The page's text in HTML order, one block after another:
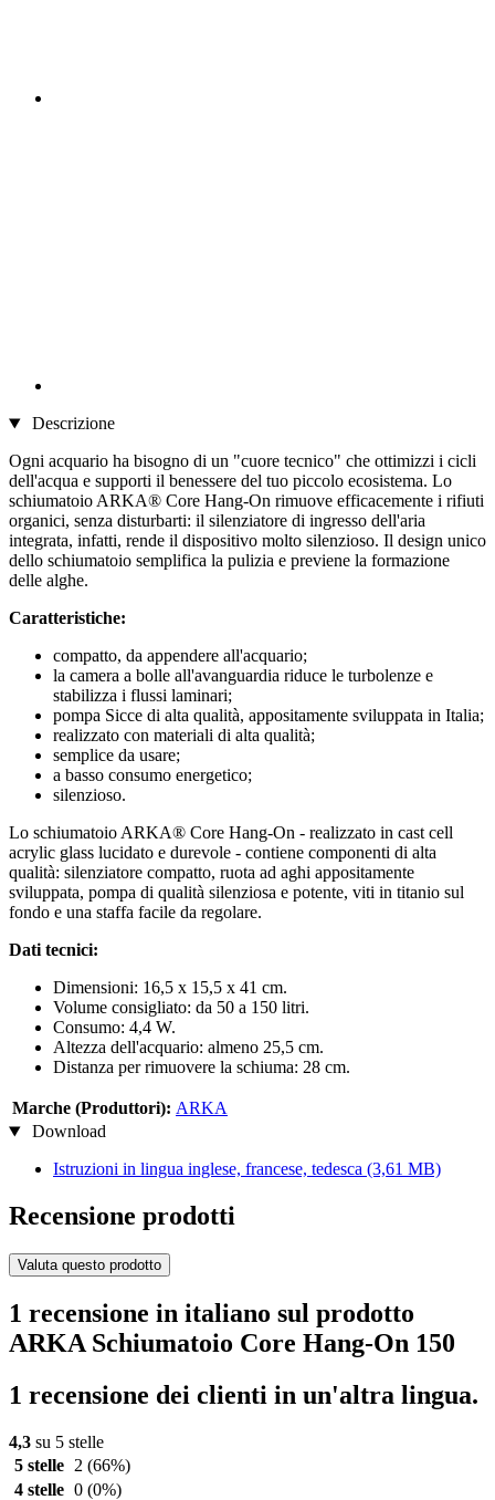
Descrizione
Ogni acquario ha bisogno di un "cuore tecnico" che ottimizzi i cicli
dell'acqua e supporti il benessere del tuo piccolo ecosistema. Lo
schiumatoio ARKA® Core Hang-On rimuove efficacemente i rifiuti
organici, senza disturbarti: il silenziatore di ingresso dell'aria
integrata, infatti, rende il dispositivo molto silenzioso. Il design unico
dello schiumatoio semplifica la pulizia e previene la formazione
delle alghe.
Caratteristiche:
compatto, da appendere all'acquario;
la camera a bolle all'avanguardia riduce le turbolenze e
stabilizza i flussi laminari;
pompa Sicce di alta qualità, appositamente sviluppata in Italia;
realizzato con materiali di alta qualità;
semplice da usare;
a basso consumo energetico;
silenzioso.
Lo schiumatoio ARKA® Core Hang-On - realizzato in cast cell
acrylic glass lucidato e durevole - contiene componenti di alta
qualità: silenziatore compatto, ruota ad aghi appositamente
sviluppata, pompa di qualità silenziosa e potente, viti in titanio sul
fondo e una staffa facile da regolare.
Dati tecnici:
Dimensioni: 16,5 x 15,5 x 41 cm.
Volume consigliato: da 50 a 150 litri.
Consumo: 4,4 W.
Altezza dell'acquario: almeno 25,5 cm.
Distanza per rimuovere la schiuma: 28 cm.
Marche (Produttori): ARKA
Download
Istruzioni in lingua inglese, francese, tedesca (3,61 MB)
Recensione prodotti
Valuta questo prodotto
1 recensione in italiano sul prodotto
ARKA Schiumatoio Core Hang-On 150
1 recensione dei clienti in un'altra lingua.
4,3 su 5 stelle
5 stelle
2 (66%)
4 stelle 0 (0%)